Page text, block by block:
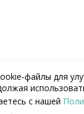
для
с нашей